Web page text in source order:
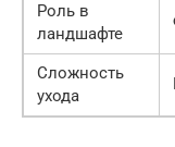
Роль в
ландшафте
Сложность
ухода